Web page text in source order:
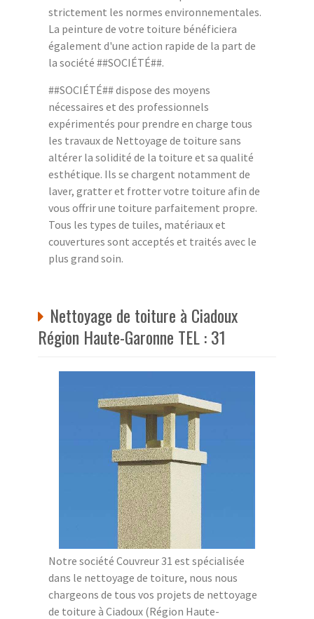
strictement les normes environnementales.
La peinture de votre toiture bénéficiera
également d'une action rapide de la part de
la société ##SOCIÉTÉ##.
##SOCIÉTÉ## dispose des moyens
nécessaires et des professionnels
expérimentés pour prendre en charge tous
les travaux de Nettoyage de toiture sans
altérer la solidité de la toiture et sa qualité
esthétique. Ils se chargent notamment de
laver, gratter et frotter votre toiture afin de
vous offrir une toiture parfaitement propre.
Tous les types de tuiles, matériaux et
couvertures sont acceptés et traités avec le
plus grand soin.
Nettoyage de toiture à Ciadoux
Région Haute-Garonne TEL : 31
Notre société Couvreur 31 est spécialisée
dans le nettoyage de toiture, nous nous
chargeons de tous vos projets de nettoyage
de toiture à Ciadoux (Région Haute-